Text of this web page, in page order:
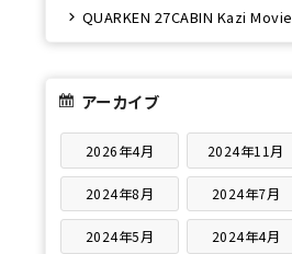
QUARKEN 27CABIN Kazi Movie
アーカイブ
2026年4月 2024年11月
2024年8月 2024年7月
2024年5月 2024年4月